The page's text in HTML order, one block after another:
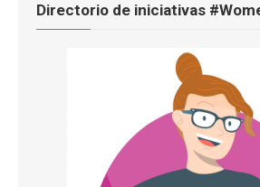
Directorio de iniciativas